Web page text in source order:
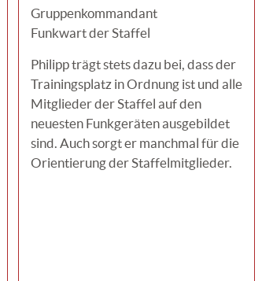
Gruppenkommandant
Funkwart der Staffel
Philipp trägt stets dazu bei, dass der
Trainingsplatz in Ordnung ist und alle
Mitglieder der Staffel auf den
neuesten Funkgeräten ausgebildet
sind. Auch sorgt er manchmal für die
Orientierung der Staffelmitglieder.